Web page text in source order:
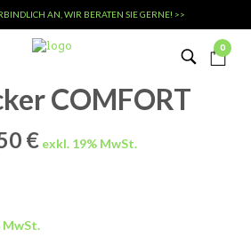
AN, WIR BERATEN SIE GERNE! >>
0
COMFORT
€